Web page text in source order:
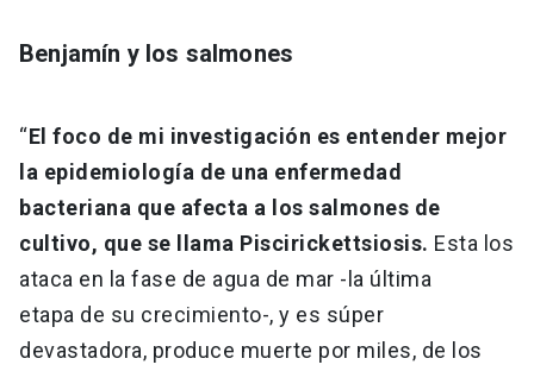
Benjamín y los salmones
“El foco de mi investigación es entender mejor
la epidemiología de una enfermedad
bacteriana que afecta a los salmones de
cultivo, que se llama Piscirickettsiosis. Esta los
ataca en la fase de agua de mar -la última
etapa de su crecimiento-, y es súper
devastadora, produce muerte por miles, de los